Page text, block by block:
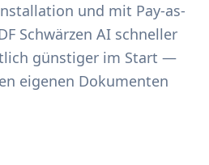
und mit Pay-as-
Schwärzen AI schneller
günstiger im Start —
eigenen Dokumenten